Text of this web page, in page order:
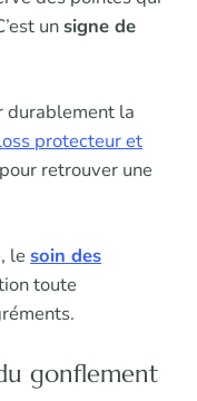
unsigne de
durablement la
protecteur et
retrouver une
le soin des
toute
gonflement